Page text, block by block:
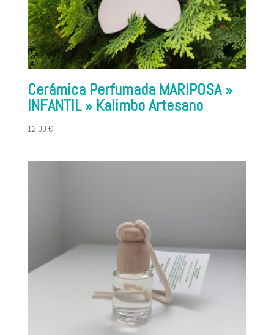
Cerámica Perfumada MARIPOSA »
INFANTIL » Kalimbo Artesano
12,00 €